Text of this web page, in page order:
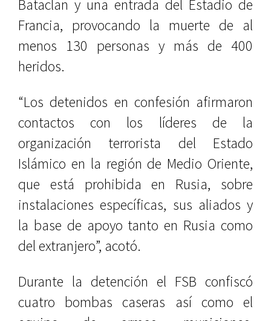
Bataclan y una entrada del Estadio de
Francia, provocando la muerte de al
menos 130 personas y más de 400
heridos.
“Los detenidos en confesión afirmaron
contactos con los líderes de la
organización terrorista del Estado
Islámico en la región de Medio Oriente,
que está prohibida en Rusia, sobre
instalaciones específicas, sus aliados y
la base de apoyo tanto en Rusia como
del extranjero”, acotó.
Durante la detención el FSB confiscó
cuatro bombas caseras así como el